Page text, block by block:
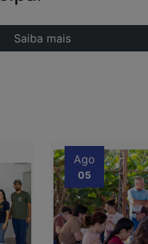
Saiba mais
Ago
05